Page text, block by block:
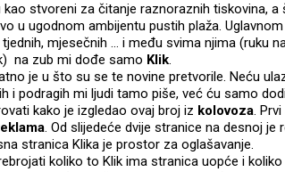
kao stvoreni za čitanje raznoraznih tiskovina,
u ugodnom ambijentu pustih plaža.
tjednih, mjesečnih … i među svima njima (ruku
na zub mi dođe samo Klik.
je u što su se te novine pretvorile. Neću
i podragih mi ljudi tamo piše, već ću samo
kako je izgledao ovaj broj iz kolovoza.
. Od slijedeće dvije stranice na desnoj je
stranica Klika je prostor za oglašavanje.
koliko to Klik ima stranica uopće i